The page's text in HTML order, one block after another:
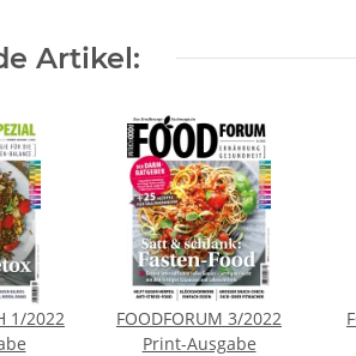
Artikel:
1/2022
FOODFORUM 3/2022
Print-Ausgabe